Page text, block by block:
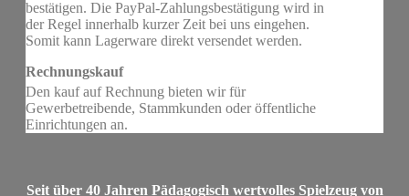
bestätigen. Die PayPal-Zahlungsbestätigung wird in
der Regel innerhalb kurzer Zeit bei uns eingehen.
Somit kann Lagerware direkt versendet werden.
Rechnungskauf
Den kauf auf Rechnung bieten wir für
Gewerbetreibende, Stammkunden oder öffentliche
Einrichtungen an.
Seit über 40 Jahren Pädagogisch wertvolles Spielzeug von